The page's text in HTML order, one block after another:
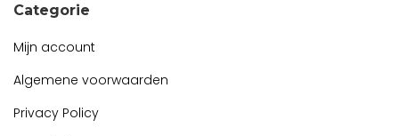
Categorie
Mijn account
Algemene voorwaarden
Privacy Policy